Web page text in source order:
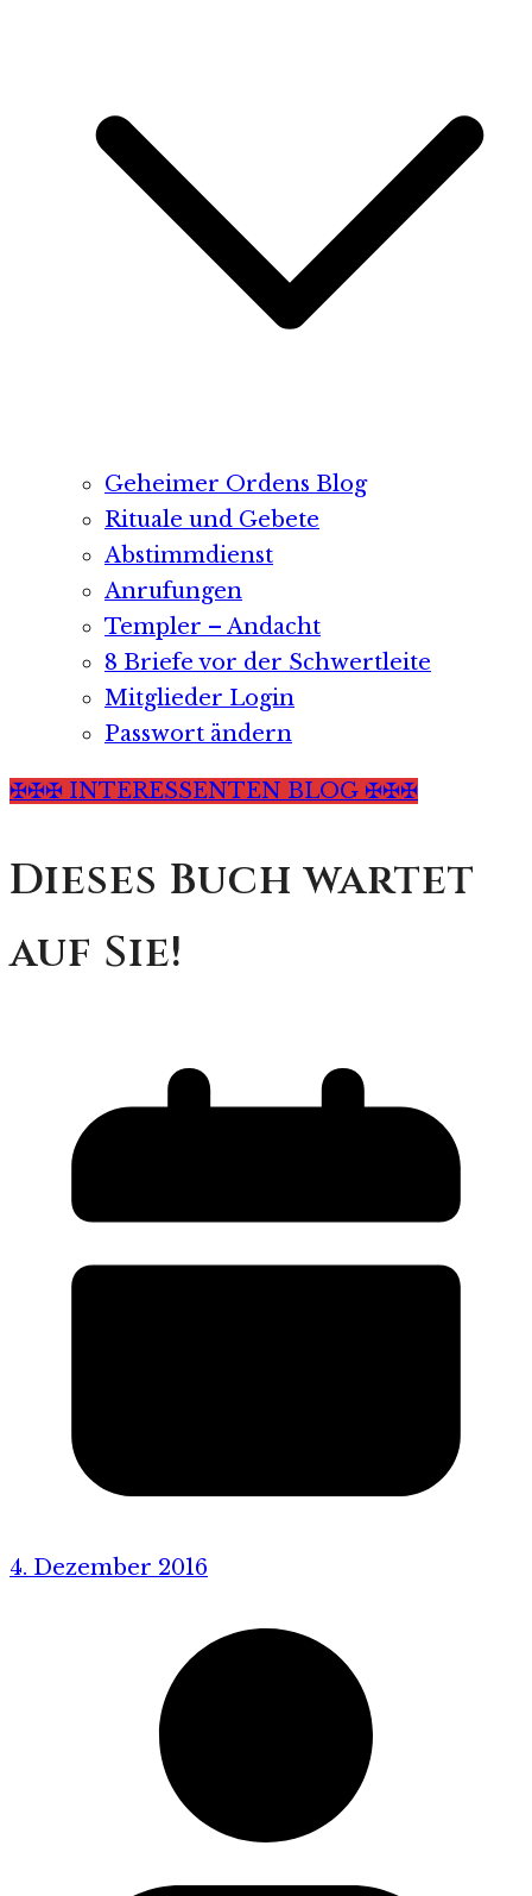
Geheimer Ordens Blog
Rituale und Gebete
Abstimmdienst
Anrufungen
Templer – Andacht
8 Briefe vor der Schwertleite
Mitglieder Login
Passwort ändern
✠✠✠ INTERESSENTEN BLOG ✠✠✠
Dieses Buch wartet
auf Sie!
4. Dezember 2016